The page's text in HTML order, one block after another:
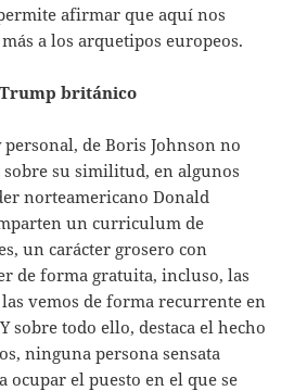
afirmar que aquí nos
a los arquetipos europeos.
Trump británico
de Boris Johnson no
sobre su similitud, en algunos
norteamericano Donald
un curriculum de
un carácter grosero con
de forma gratuita, incluso, las
vemos de forma recurrente en
sobre todo ello, destaca el hecho
ninguna persona sensata
ocupar el puesto en el que se